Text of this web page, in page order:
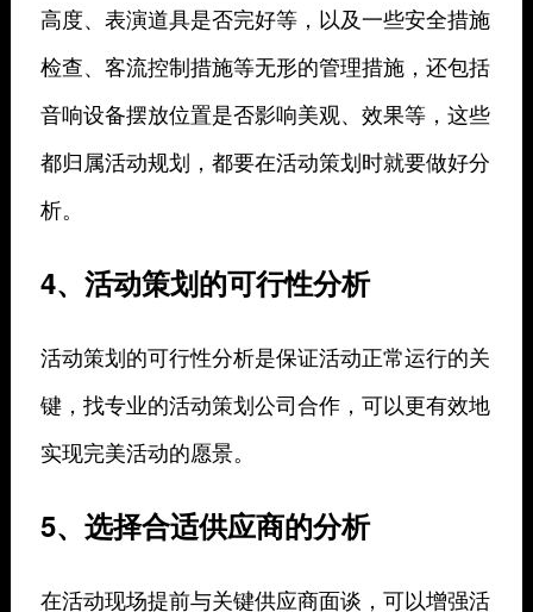
高度、表演道具是否完好等，以及一些安全措施
检查、客流控制措施等无形的管理措施，还包括
音响设备摆放位置是否影响美观、效果等，这些
都归属活动规划，都要在活动策划时就要做好分
析。
4、活动策划的可行性分析
活动策划的可行性分析是保证活动正常运行的关
键，找专业的活动策划公司合作，可以更有效地
实现完美活动的愿景。
5、选择合适供应商的分析
在活动现场提前与关键供应商面谈，可以增强活